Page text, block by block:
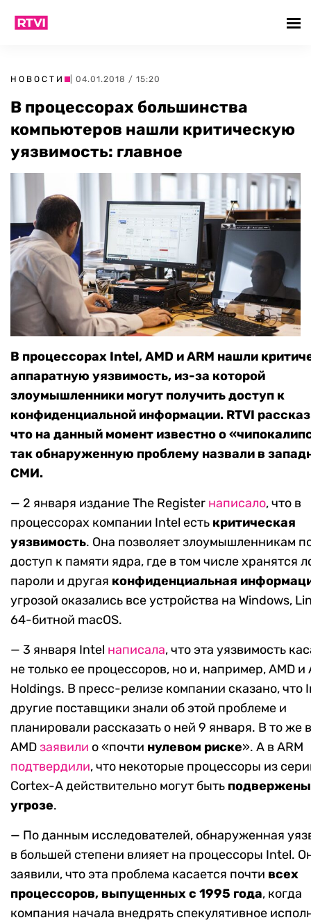
НОВОСТИ | 04.01.2018 / 15:20
В процессорах большинства
компьютеров нашли критическую
уязвимость: главное
В процессорах Intel, AMD и ARM нашли
аппаратную уязвимость, из-за которой
злоумышленники могут получить доступ к
конфиденциальной информации. RTVI
что на данный момент известно о
так обнаруженную проблему назвали в
СМИ.
— 2 января издание The Register написало, что в
процессорах компании Intel есть критическая
уязвимость. Она позволяет злоумышленникам
доступ к памяти ядра, где в том числе хранятся
пароли и другая конфиденциальная
угрозой оказались все устройства на Windows,
64-битной macOS.
— 3 января Intel написала, что эта уязвимость
не только ее процессоров, но и, например, AMD и
Holdings. В пресс-релизе компании сказано, что
другие поставщики знали об этой проблеме и
планировали рассказать о ней 9 января. В то же
AMDзаявили о «почти нулевом риске». А в ARM
подтвердили, что некоторые процессоры из
Cortex-A действительно могут быть подвержены
угрозе.
— По данным исследователей, обнаруженная
в большей степени влияет на процессоры Intel.
заявили, что эта проблема касается почти всех
процессоров, выпущенных с 1995 года, когда
компания начала внедрять спекулятивное